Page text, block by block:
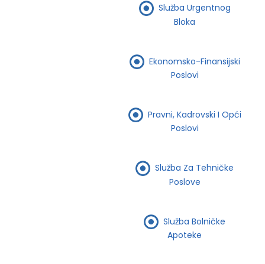
Služba Urgentnog
Bloka
Ekonomsko-Finansijski
Poslovi
Pravni, Kadrovski I Opći
Poslovi
Služba Za Tehničke
Poslove
Služba Bolničke
Apoteke